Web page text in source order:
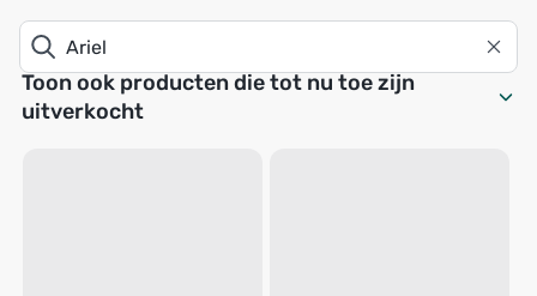
Toon ook producten die tot nu toe zijn
uitverkocht